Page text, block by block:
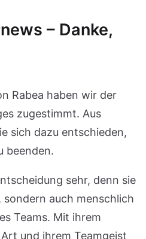
– Danke,
Rabea haben wir der
zugestimmt. Aus
sich dazu entschieden,
beenden.
sehr, denn sie
auch menschlich
Teams. Mit ihrem
und ihrem Teamgeist